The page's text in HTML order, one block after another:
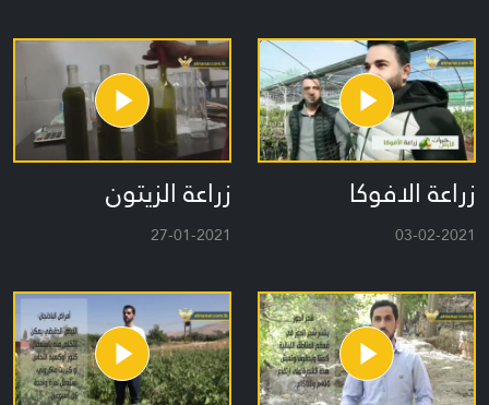
زراعة الافوكا
03-02-2021
زراعة الزيتون
27-01-2021